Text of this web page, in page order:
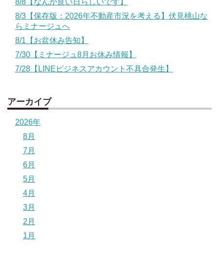
8/8【なんか良い日らしいです】
8/3【保存版：2026年不動産市況を考える】伏見桃山な
らミナージュへ
8/1【お盆休み告知】
7/30【ミナージュ8月お休み情報】
7/28【LINEビジネスアカウント不具合発生】
アーカイブ
2026年
8月
7月
6月
5月
4月
3月
2月
1月